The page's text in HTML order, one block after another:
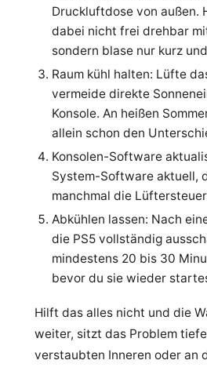
Druckluftdose von außen.
dabei nicht frei drehbar
sondern blase nur kurz
Raum kühl halten: Lüfte
vermeide direkte
Konsole. An heißen
allein schon den
Konsolen-Software
System-Software aktuell,
manchmal die
Abkühlen lassen: Nach
die PS5 vollständig
mindestens 20 bis 30
bevor du sie wieder
Hilft das alles nicht und die
weiter, sitzt das Problem
verstaubten Inneren oder an